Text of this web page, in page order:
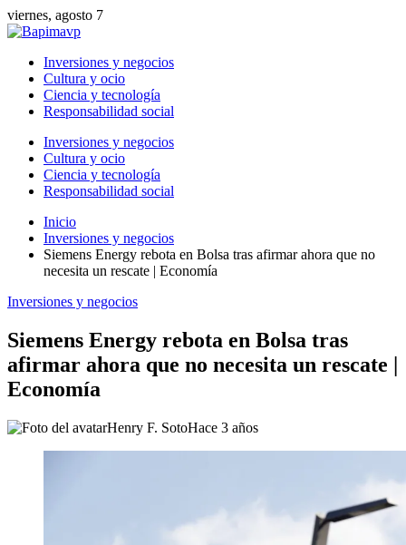
viernes, agosto 7
Inversiones y negocios
Cultura y ocio
Ciencia y tecnología
Responsabilidad social
Inversiones y negocios
Cultura y ocio
Ciencia y tecnología
Responsabilidad social
Inicio
Inversiones y negocios
Siemens Energy rebota en Bolsa tras afirmar ahora que no
necesita un rescate | Economía
Inversiones y negocios
Siemens Energy rebota en Bolsa tras
afirmar ahora que no necesita un rescate |
Economía
Henry F. SotoHace 3 años